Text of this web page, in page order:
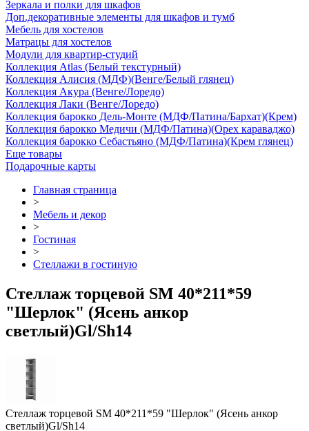
Зеркала и полки для шкафов
Доп.декоративные элементы для шкафов и тумб
Мебель для хостелов
Матрацы для хостелов
Модули для квартир-студий
Коллекция Atlas (Белый текстурный)
Коллекция Алисия (МДФ)(Венге/Белый глянец)
Коллекция Акура (Венге/Лоредо)
Коллекция Лаки (Венге/Лоредо)
Коллекция барокко Дель-Монте (МДФ/Патина/Бархат)(Крем)
Коллекция барокко Медичи (МДФ/Патина)(Орех караваджо)
Коллекция барокко Себастьяно (МДФ/Патина)(Крем глянец)
Еще товары
Подарочные карты
Главная страница
>
Мебель и декор
>
Гостиная
>
Стеллажи в гостиную
Стеллаж торцевой SM 40*211*59
"Шерлок" (Ясень анкор
светлый)Gl/Sh14
Стеллаж торцевой SM 40*211*59 "Шерлок" (Ясень анкор
светлый)Gl/Sh14